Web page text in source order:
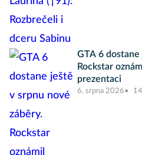
GTA 6
Rockstar
prezentaci
6. srpna 2026